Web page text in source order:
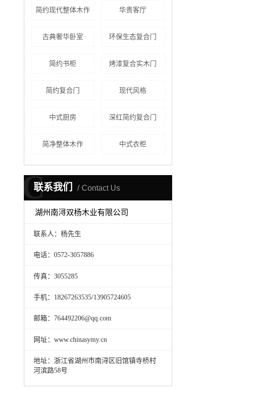
简约现代整体木作 华贵客厅
古典奢华卧室 环保生态复合门
简约书柜 烤漆复合实木门
简约复合门 现代风格
中式厨房 深红简约复合门
简净整体木作 中式衣柜
联系我们 Contact Us
C
湖州南浔双杨木业有限公司
联系人：杨先生
电话：0572-3057886
传真：3055285
手机：18267263535/13905724605
邮箱：764492206@qq.com
网址：www.chinasymy.cn
地址：浙江省湖州市南浔区旧馆镇寺桥村
河滨路58号